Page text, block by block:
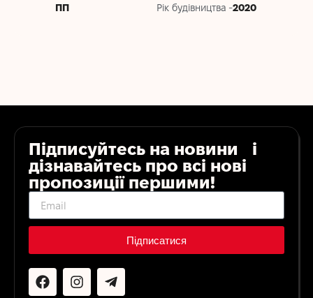
ПП
Рік будівництва -2020
Підписуйтесь на новини і
дізнавайтесь про всі нові
пропозиції першими!
Підписатися